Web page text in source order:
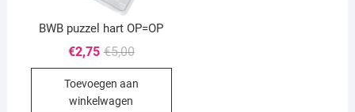
BWB puzzel hart OP=OP
€5,00Oorspronkelijke
€5,00.
€2,75
Huidige
€2,75.
Toevoegen aan
winkelwagen